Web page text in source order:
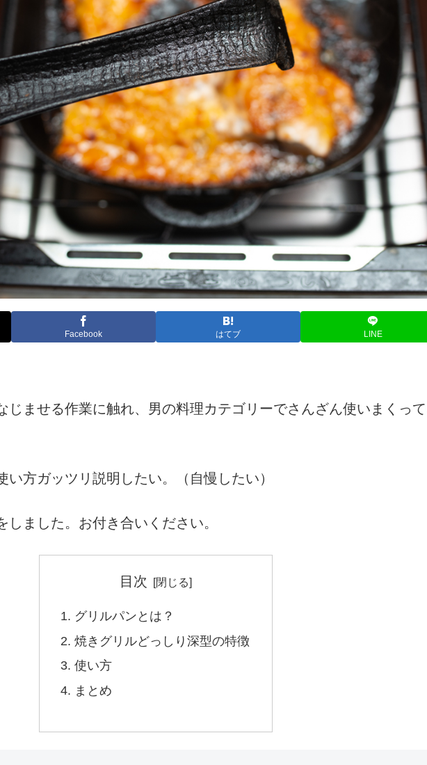
Facebook はてブ LINE
ませる作業に触れ、男の料理カテゴリーでさんざん使いまくっ
方ガッツリ説明したい。（自慢したい）
ました。お付き合いください。
目次
グリルパンとは？
焼きグリルどっしり深型の特徴
使い方
まとめ